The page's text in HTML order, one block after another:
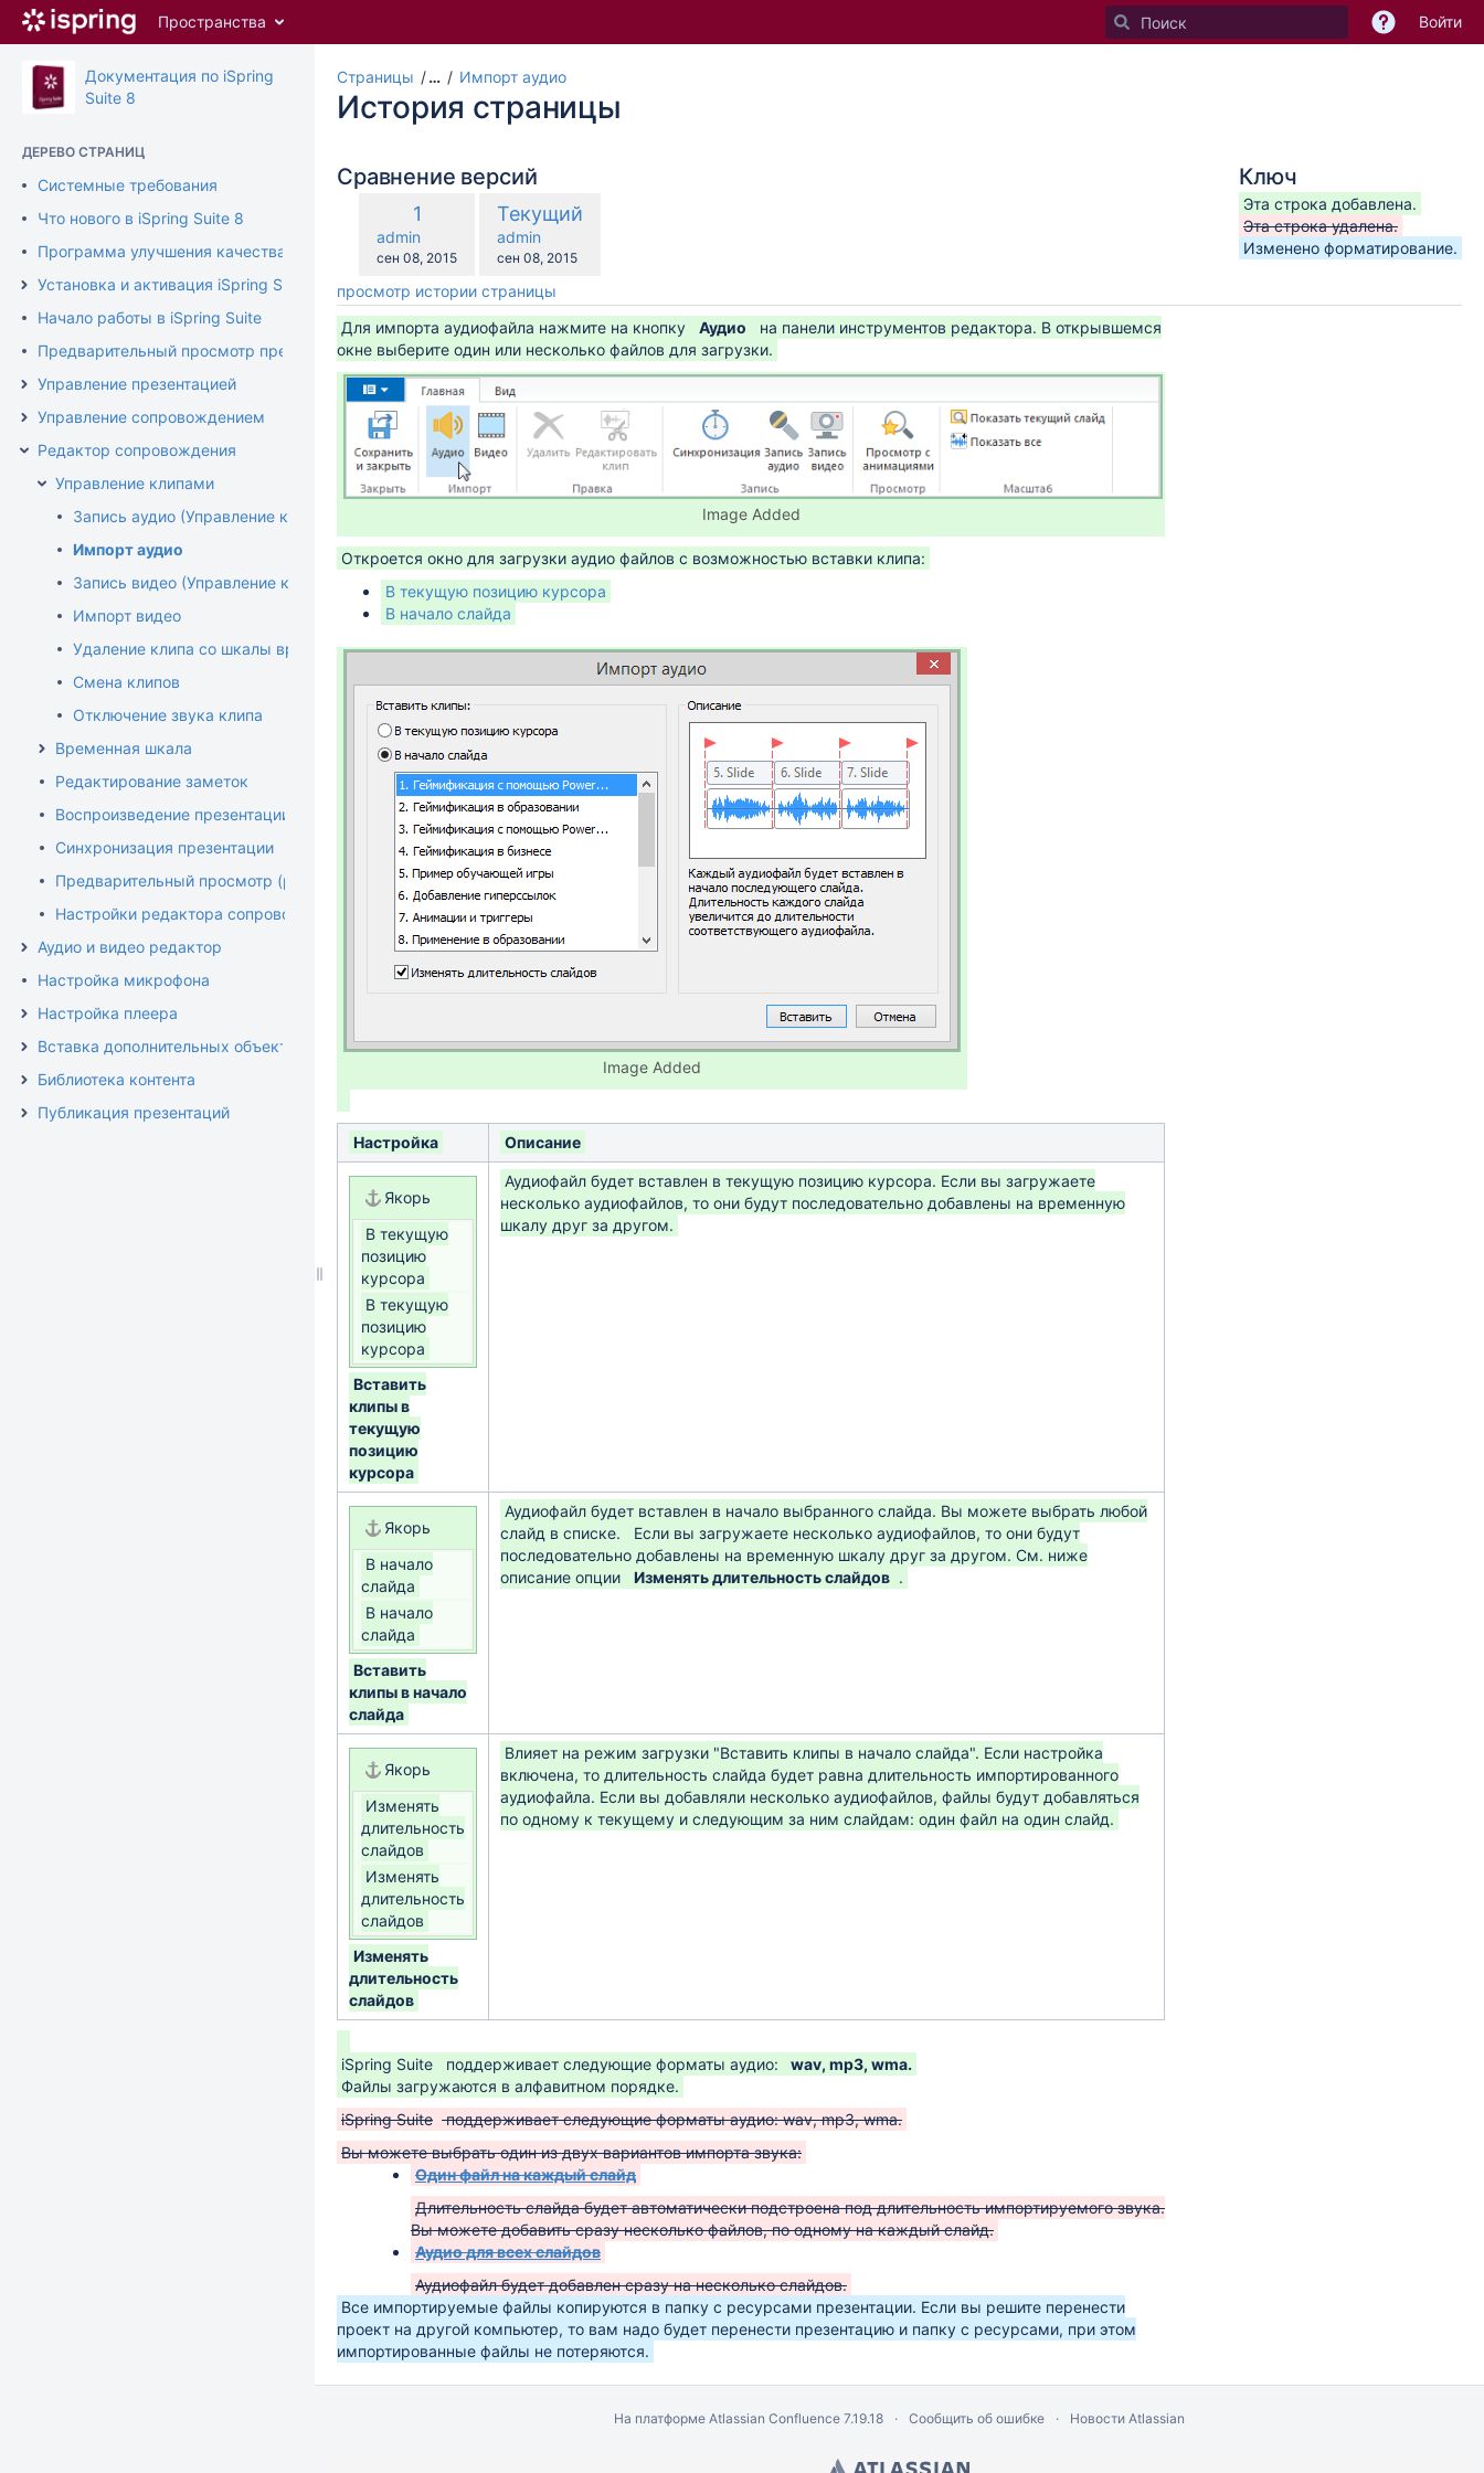
Перейти
содержимому
assistive.skiplink.to.breadcrumbs
assistive.skiplink.to.quick.search
Пространства Войти
Документация по iSpring
Suite 8
ДЕРЕВО СТРАНИЦ
Системные требования
Что нового в iSpring Suite 8
Программа улучшения качества продукта
Установка и активация iSpring Suite
Начало работы в iSpring Suite
Предварительный просмотр презентации
Управление презентацией
Управление сопровождением
Редактор сопровождения
Управление клипами
Запись аудио (Управление клипами)
Импорт аудио
Запись видео (Управление клипами)
Импорт видео
Удаление клипа со шкалы времени
Смена клипов
Отключение звука клипа
Временная шкала
Редактирование заметок
Воспроизведение презентации
Синхронизация презентации
Предварительный просмотр (редактор)
Настройки редактора сопровождения
Аудио и видео редактор
Настройка микрофона
Настройка плеера
Вставка дополнительных объектов
Библиотека контента
Публикация презентаций
Страницы … Импорт аудио
История страницы
Сравнение версий
Старая
версия
1
changes.mady.by.user
admin
Сохранено
сен 08, 2015
сравнению
Новая
версия
Текущий
changes.mady.by.user
admin
Сохранено
сен 08, 2015
просмотр истории страницы
Ключ
Эта строка добавлена.
Эта строка удалена.
Изменено форматирование.
Для импорта аудиофайла нажмите на кнопку Аудио
на панели инструментов редактора. В открывшемся
окне выберите один или несколько файлов для загрузки.
Image Added
Откроется окно для загрузки аудио файлов с возможностью вставки клипа:
В текущую позицию курсора
В начало слайда
Image Added
Настройка Описание
Якорь
В текущую
позицию
курсора
В текущую
позицию
курсора
Вставить
клипы в
текущую
позицию
курсора
Аудиофайл будет вставлен в текущую позицию курсора. Если вы загружаете
несколько аудиофайлов, то они будут последовательно добавлены на временную
шкалу друг за другом.
Якорь
В начало
слайда
В начало
слайда
Вставить
клипы в начало
слайда
Аудиофайл будет вставлен в начало выбранного слайда. Вы можете выбрать любой
слайд в списке.
Если вы загружаете несколько аудиофайлов, то они будут
последовательно добавлены на временную шкалу друг за другом. См. ниже
описание опции
Изменять длительность слайдов .
Якорь
Изменять
длительность
слайдов
Изменять
длительность
слайдов
Изменять
длительность
слайдов
Влияет на режим загрузки "Вставить клипы в начало слайда". Если настройка
включена, то длительность слайда будет равна длительность импортированного
аудиофайла. Если вы добавляли несколько аудиофайлов, файлы будут добавляться
по одному к текущему и следующим за ним слайдам: один файл на один слайд.
iSpring Suite поддерживает следующие форматы аудио:
wav, mp3, wma.
Файлы загружаются в алфавитном порядке.
iSpring Suite поддерживает следующие форматы аудио: wav, mp3, wma.
Вы можете выбрать один из двух вариантов импорта звука:
Один файл на каждый слайд
Длительность слайда будет автоматически подстроена под длительность импортируемого звука.
Вы можете добавить сразу несколько файлов, по одному на каждый слайд.
Аудио для всех слайдов
Аудиофайл будет добавлен сразу на несколько слайдов.
Все импортируемые файлы копируются в папку с ресурсами презентации. Если вы решите перенести
проект на другой компьютер, то вам надо будет перенести презентацию и папку с ресурсами, при этом
импортированные файлы не потеряются.
На платформе Atlassian Confluence 7.19.18 Сообщить об ошибке Новости Atlassian